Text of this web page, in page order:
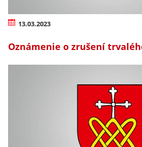
13.03.2023
Oznámenie o zrušení